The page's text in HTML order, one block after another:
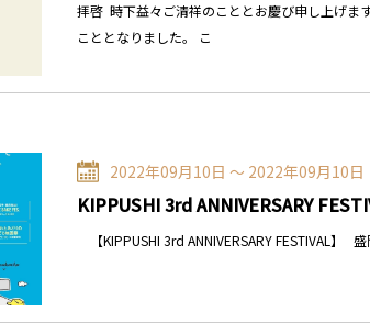
拝啓 時下益々ご清祥のこととお慶び申し上げま
こととなりました。 こ
2022年09月10日 〜 2022年09月10日
KIPPUSHI 3rd ANNIVERSARY
【KIPPUSHI 3rd ANNIVERSARY FESTIVAL】